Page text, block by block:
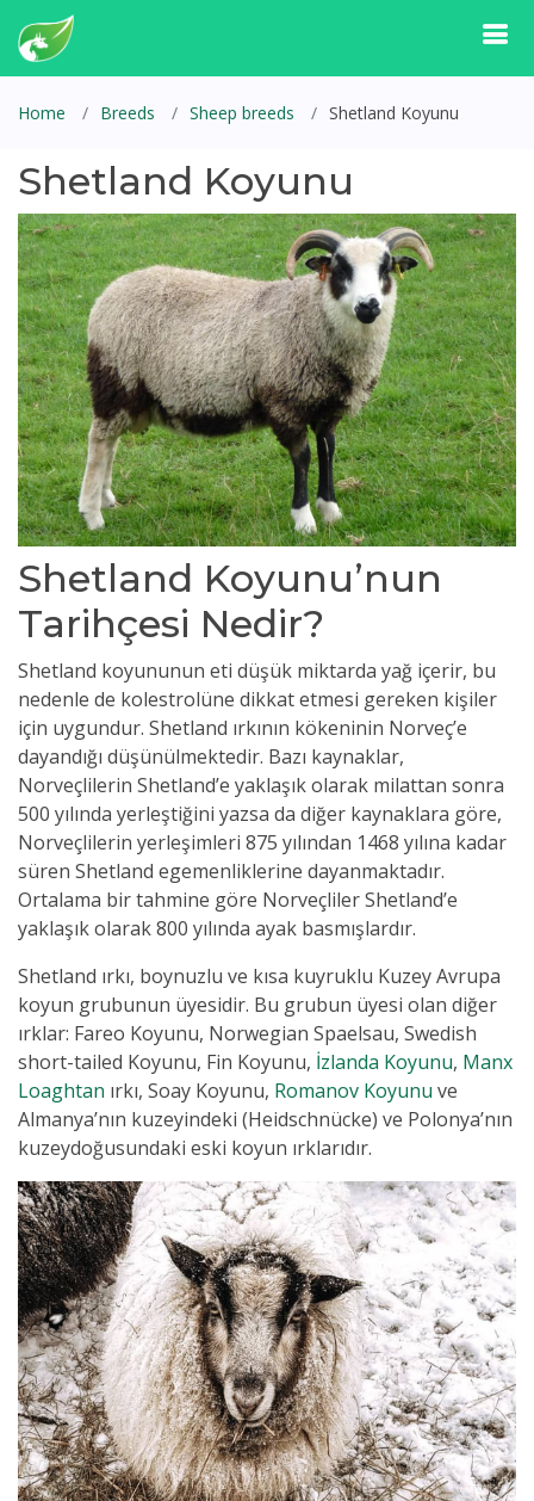
Home Breeds Sheep breeds Shetland Koyunu
Shetland Koyunu
Shetland Koyunu’nun
Tarihçesi Nedir?
Shetland koyununun eti düşük miktarda yağ içerir, bu
nedenle de kolestrolüne dikkat etmesi gereken kişiler
için uygundur. Shetland ırkının kökeninin Norveç’e
dayandığı düşünülmektedir. Bazı kaynaklar,
Norveçlilerin Shetland’e yaklaşık olarak milattan sonra
500 yılında yerleştiğini yazsa da diğer kaynaklara göre,
Norveçlilerin yerleşimleri 875 yılından 1468 yılına kadar
süren Shetland egemenliklerine dayanmaktadır.
Ortalama bir tahmine göre Norveçliler Shetland’e
yaklaşık olarak 800 yılında ayak basmışlardır.
Shetland ırkı, boynuzlu ve kısa kuyruklu Kuzey Avrupa
koyun grubunun üyesidir. Bu grubun üyesi olan diğer
ırklar: Fareo Koyunu, Norwegian Spaelsau, Swedish
short-tailed Koyunu, Fin Koyunu, İzlanda Koyunu, Manx
Loaghtan ırkı, Soay Koyunu, Romanov Koyunu ve
Almanya’nın kuzeyindeki (Heidschnücke) ve Polonya’nın
kuzeydoğusundaki eski koyun ırklarıdır.